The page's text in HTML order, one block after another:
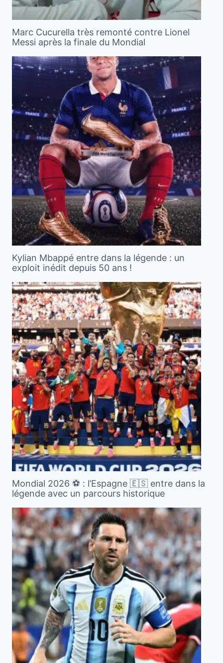
Marc Cucurella très remonté contre Lionel
Messi après la finale du Mondial
Kylian Mbappé entre dans la légende : un
exploit inédit depuis 50 ans !
Mondial 2026 ⚽️ : l’Espagne 🇪🇸 entre dans la
légende avec un parcours historique